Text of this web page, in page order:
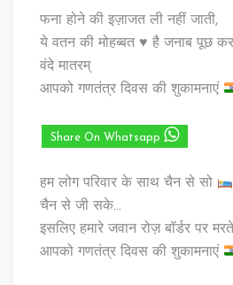
फना होने की इज़ाजत ली नहीं जाती,
ये वतन की मोहब्बत ♥️ है जनाब पूछ कर
वंदे मातरम्
आपको गणतंत्र दिवस की शुकामनाएं
Share On Whatsapp
हम लोग परिवार के साथ चैन से सो
चैन से जी सके…
इसलिए हमारे जवान रोज़ बॉर्डर पर
आपको गणतंत्र दिवस की शुकामनाएं